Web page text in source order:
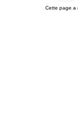
Cette page a